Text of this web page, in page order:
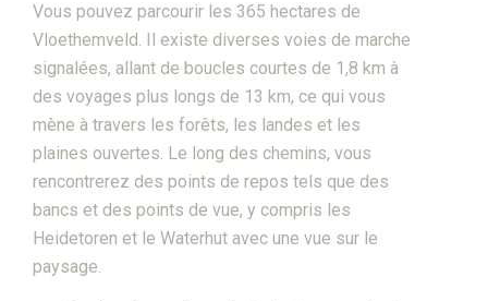
Vous pouvez parcourir les 365 hectares de
Vloethemveld. Il existe diverses voies de marche
signalées, allant de boucles courtes de 1,8 km à
des voyages plus longs de 13 km, ce qui vous
mène à travers les forêts, les landes et les
plaines ouvertes. Le long des chemins, vous
rencontrerez des points de repos tels que des
bancs et des points de vue, y compris les
Heidetoren et le Waterhut avec une vue sur le
paysage.